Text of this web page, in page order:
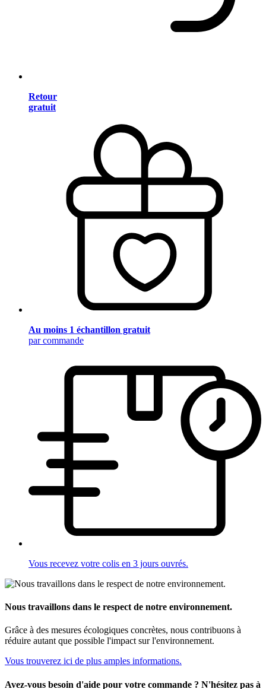
Retour
gratuit
Au moins 1 échantillon gratuit
par commande
Vous recevez votre colis en 3 jours ouvrés.
Nous travaillons dans le respect de notre environnement.
Grâce à des mesures écologiques concrètes, nous contribuons à
réduire autant que possible l'impact sur l'environnement.
Vous trouverez ici de plus amples informations.
Avez-vous besoin d'aide pour votre commande ? N'hésitez pas à